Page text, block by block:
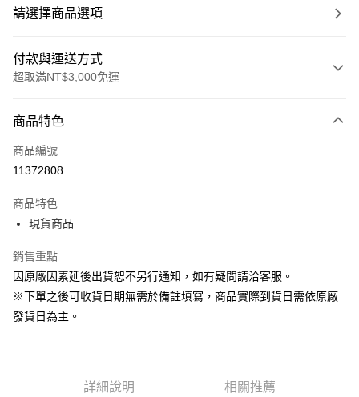
請選擇商品選項
付款與運送方式
超取滿NT$3,000免運
信用卡一次付款
超商取貨付款
大哥付你分期
【大哥付你分期使用說明】
1.本服務由台灣大哥大提供，台灣大哥大用戶可立即使用無須另外申請。
流程，驗證手機門號後，選擇欲分期的期數、繳款截止日，確認付款後即完
成交易。
【繳款方式說明】
ATM付款
運送方式
現貨-付款後全家取貨
商品特色
商品編號
11372808
商品特色
現貨商品
銷售重點
因原廠因素延後出貨恕不另行通知，如有疑問請洽客服。
※下單之後可收貨日期無需於備註填寫，商品實際到貨日需依原廠
發貨日為主。
詳細說明 相關推薦